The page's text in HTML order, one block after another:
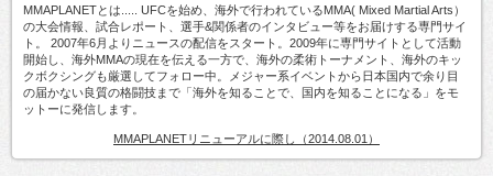
MMAPLANETとは..... UFCを始め、海外で行われているMMA( Mixed Martial Arts）
の大会情報、試合レポート、選手&関係者のインタビュー等をお届けする専門サイ
ト。 2007年6月よりニュースの配信をスタート。2009年に専門サイトとして活動
開始し、海外MMAの現在を伝える一方で、海外の柔術トーナメント、海外のキッ
クボクシングも厳選してフォロー中。メジャー系イベントから日本国内で余り目
の届かない良質の格闘技まで「海外を知ることで、国内を知ることになる」をモ
ットーに発信します。
MMAPLANETリニューアルに際し（2014.08.01）